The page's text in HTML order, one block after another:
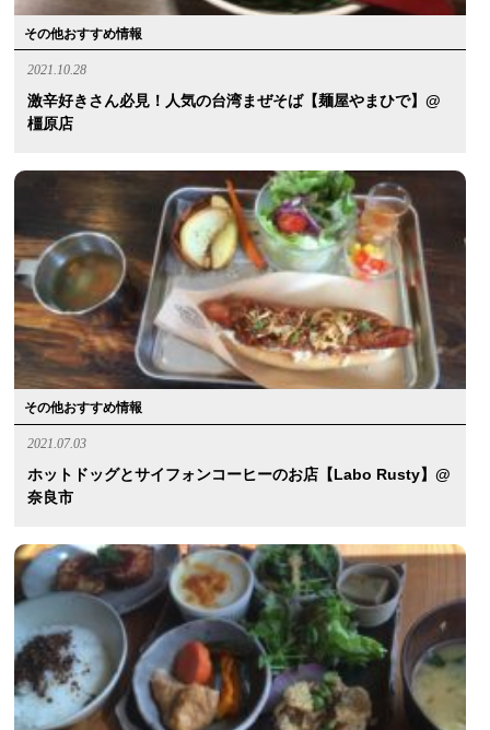
その他おすすめ情報
2021.10.28
激辛好きさん必見！人気の台湾まぜそば【麺屋やまひで】@
橿原店
その他おすすめ情報
2021.07.03
ホットドッグとサイフォンコーヒーのお店【Labo Rusty】@
奈良市